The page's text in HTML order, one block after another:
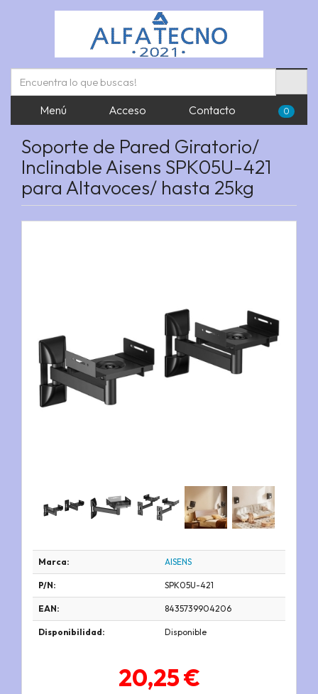
Menú Acceso Contacto 0
Soporte de Pared Giratorio/
Inclinable Aisens SPK05U-421
para Altavoces/ hasta 25kg
Marca: AISENS
P/N: SPK05U-421
EAN: 8435739904206
Disponibilidad: Disponible
20,25 €